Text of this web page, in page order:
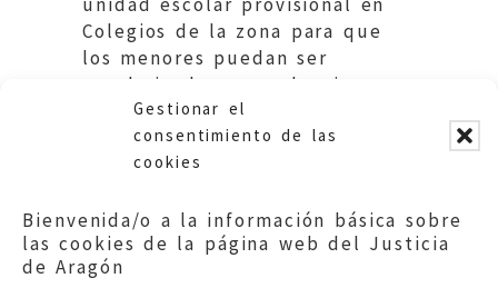
Gestionar el
consentimiento de las
cookies
Bienvenida/o a la información básica sobre
las cookies de la página web del Justicia
de Aragón
Colegios de la zona para que
los menores puedan ser
escolarizados en su barrio.
Educación. DGA